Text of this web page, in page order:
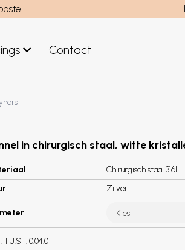
Contact
in chirurgisch staal, witte
Chirurgisch staal 316L
Zilver
Kies
TU.ST.10.04.0